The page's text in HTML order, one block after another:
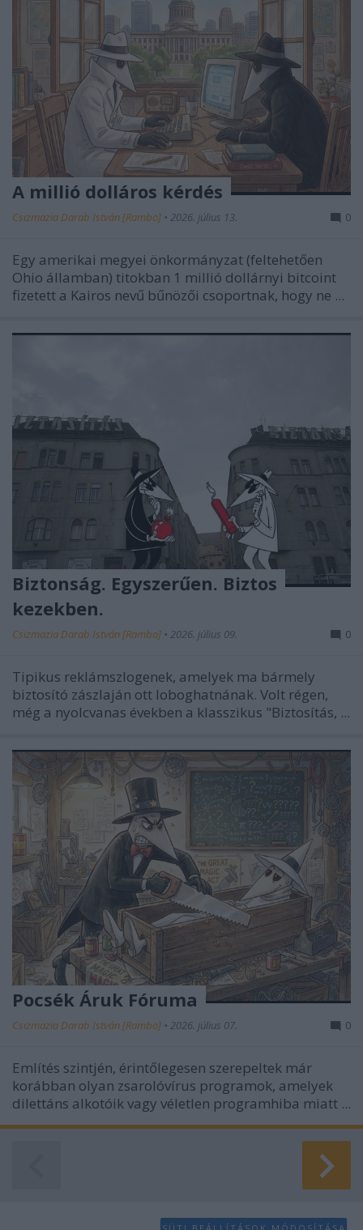
A millió dolláros kérdés
Csizmazia Darab István [Rambo] • 2026. július 13. 0
Egy amerikai megyei önkormányzat (feltehetően
Ohio államban) titokban 1 millió dollárnyi bitcoint
fizetett a Kairos nevű bűnözői csoportnak, hogy ne ...
Biztonság. Egyszerűen. Biztos
kezekben.
Csizmazia Darab István [Rambo] • 2026. július 09. 0
Tipikus reklámszlogenek, amelyek ma bármely
biztosító zászlaján ott loboghatnának. Volt régen,
még a nyolcvanas években a klasszikus "Biztosítás, ...
Pocsék Áruk Fóruma
Csizmazia Darab István [Rambo] • 2026. július 07. 0
Említés szintjén, érintőlegesen szerepeltek már
korábban olyan zsarolóvírus programok, amelyek
dilettáns alkotóik vagy véletlen programhiba miatt ...